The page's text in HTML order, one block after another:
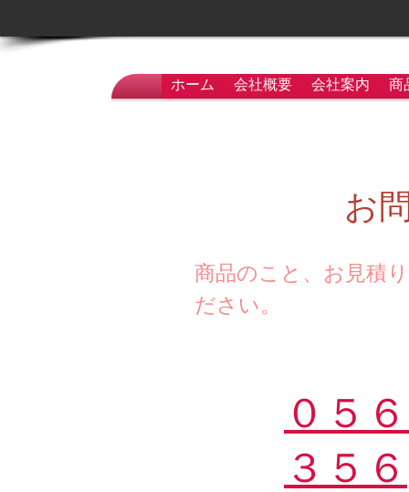
ホーム 会社概要 会社案内 商
お
商品のこと、お見積
ださい。
０５
３５６